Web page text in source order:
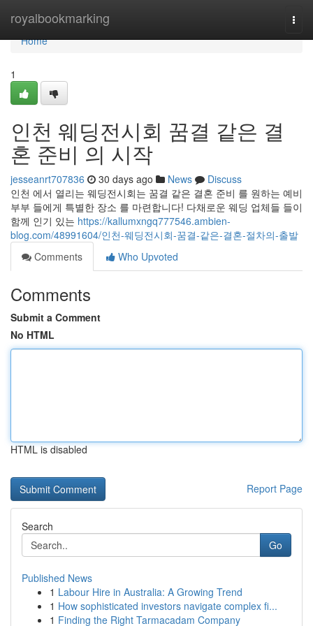
royalbookmarking
Home
Home
1
인천 웨딩전시회 꿈결 같은 결
혼 준비 의 시작
jesseanrt707836 30 days ago News
Discuss
인천 에서 열리는 웨딩전시회는 꿈결 같은 결혼 준비 를 원하는 예비
부부 들에게 특별한 장소 를 마련합니다! 다채로운 웨딩 업체들 들이
함께 인기 있는 https://kallumxngq777546.ambien-
blog.com/48991604/인천-웨딩전시회-꿈결-같은-결혼-절차의-출발
Comments
Who Upvoted
Comments
Submit a Comment
No HTML
HTML is disabled
Report Page
Search
Go
Published News
1 Labour Hire in Australia: A Growing Trend
1 How sophisticated investors navigate complex fi...
1 Finding the Right Tarmacadam Company